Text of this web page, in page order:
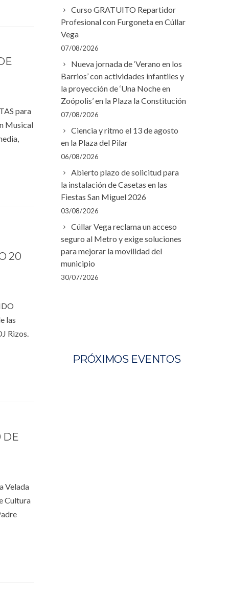
para
Musical
20
las
Rizos.
DE
Velada
Cultura
Curso GRATUITO Repartidor
Profesional con Furgoneta en Cúllar
Vega
07/08/2026
Nueva jornada de ‘Verano en los
Barrios’ con actividades infantiles y
la proyección de ‘Una Noche en
Zoópolis’ en la Plaza la Constitución
07/08/2026
Ciencia y ritmo el 13 de agosto
en la Plaza del Pilar
06/08/2026
Abierto plazo de solicitud para
la instalación de Casetas en las
Fiestas San Miguel 2026
03/08/2026
Cúllar Vega reclama un acceso
seguro al Metro y exige soluciones
para mejorar la movilidad del
municipio
30/07/2026
PRÓXIMOS EVENTOS